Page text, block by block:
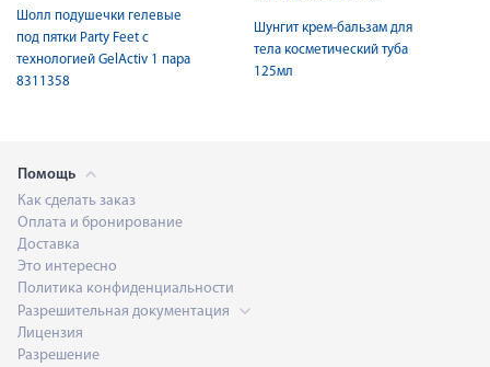
Шолл подушечки гелевые
под пятки Party Feet с
технологией GelActiv 1 пара
8311358
Шунгит крем-бальзам для
тела косметический туба
125мл
Помощь
Как сделать заказ
Оплата и бронирование
Доставка
Это интересно
Политика конфиденциальности
Разрешительная документация
Лицензия
Разрешение